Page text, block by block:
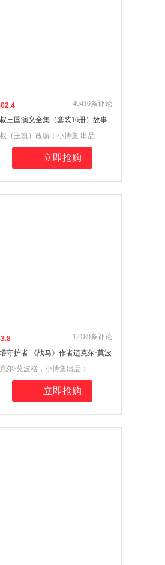
.4
三国演义全集（套装16册）故事
凯叔专为孩子打造的三国故事
49410条评论
（王凯）改编；小博集 出品
立即抢购
.8
守护者 《战马》作者迈克尔·莫波
力作 英国卡内基奖 红房子童书奖
奖作家
12189条评论
尔·莫波格，小博集出品；
立即抢购